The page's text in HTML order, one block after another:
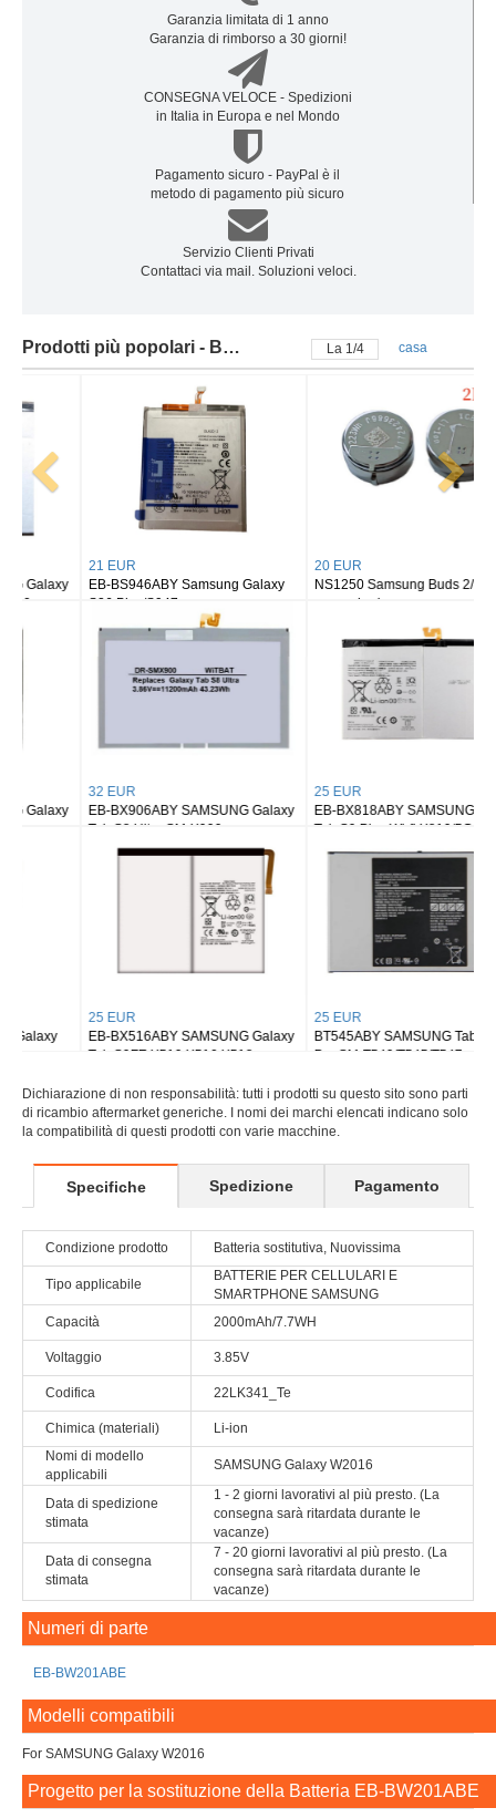
Garanzia limitata di 1 anno
Garanzia di rimborso a 30 giorni!
CONSEGNA VELOCE - Spedizioni
in Italia in Europa e nel Mondo
Pagamento sicuro - PayPal è il
metodo di pagamento più sicuro
Servizio Clienti Privati
Contattaci via mail. Soluzioni veloci.
Prodotti più popolari - Batteria samsung La 2/4 casa
EB-BS946ABY Samsung Galaxy
S26 Plus/S947
NS1250 Samsung Buds 2/ buds 2
EB-BX906ABY SAMSUNG Galaxy
Tab S8 Ultra SM-X900
EB-BX818ABY SAMSUNG Galaxy
Tab S9 Plus Wi-fi X810/5G X816
EB-BX516ABY SAMSUNG Galaxy
Tab S9FE X510 X516 X518
BT545ABY SAMSUNG Tab Active
Pro SM-T540/T545/T547
Dichiarazione di non responsabilità: tutti i prodotti su questo sito sono parti
di ricambio aftermarket generiche. I nomi dei marchi elencati indicano solo
la compatibilità di questi prodotti con varie macchine.
Specifiche Spedizione Pagamento
Condizione prodotto Batteria sostitutiva, Nuovissima
Tipo applicabile
BATTERIE PER CELLULARI E
SMARTPHONE SAMSUNG
Capacità
2000mAh/7.7WH
Voltaggio 3.85V
Codifica 22LK341_Te
Chimica (materiali)
Li-ion
Nomi di modello
applicabili
SAMSUNG Galaxy W2016
Data di spedizione
stimata
1 - 2 giorni lavorativi al più presto. (La
consegna sarà ritardata durante le
vacanze)
Data di consegna
stimata
7 - 20 giorni lavorativi al più presto. (La
consegna sarà ritardata durante le
vacanze)
Numeri di parte
EB-BW201ABE
Modelli compatibili
For SAMSUNG Galaxy W2016
Progetto per la sostituzione della Batteria EB-BW201ABE